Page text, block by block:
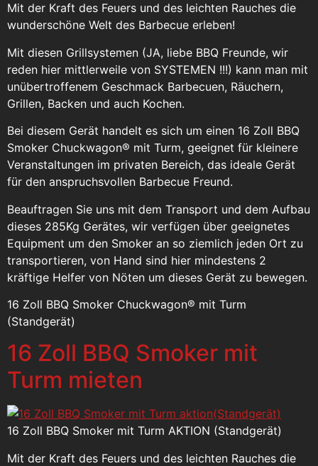
Mit der Kraft des Feuers und des leichten Rauches die
wunderschöne Welt des Barbecue erleben!
Mit diesen Grillsystemen (JA, liebe BBQ Freunde, wir
reden hier mittlerweile von SYSTEMEN !!!) kann man mit
unübertroffenem Geschmack Barbecuen, Räuchern,
Grillen, Backen und auch Kochen.
Bei diesem Gerät handelt es sich um einen 16 Zoll BBQ
Smoker Chuckwagon® mit Turm, geeignet für kleinere
Veranstaltungen im privaten Bereich, das ideale Gerät
für den anspruchsvollen Barbecue Freund.
Beauftragen Sie uns mit dem Transport und dem Aufbau
dieses 285Kg Gerätes, wir verfügen über geeignetes
Equipment um den Smoker an so ziemlich jeden Ort zu
transportieren, von Hand sind hier mindestens 2
kräftige Helfer von Nöten um dieses Gerät zu bewegen.
16 Zoll BBQ Smoker Chuckwagon® mit Turm
(Standgerät)
16 Zoll BBQ Smoker mit
Turm mieten
16 Zoll BBQ Smoker mit Turm AKTION (Standgerät)
Mit der Kraft des Feuers und des leichten Rauches die